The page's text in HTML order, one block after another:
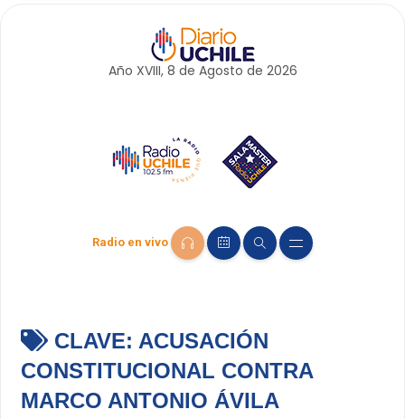
Año XVIII, 8 de Agosto de 2026
Radio en vivo
CLAVE: ACUSACIÓN
CONSTITUCIONAL CONTRA
MARCO ANTONIO ÁVILA